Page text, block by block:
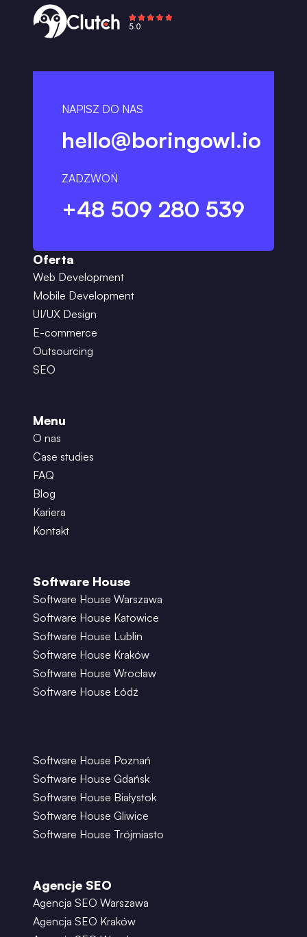
NAPISZ DO NAS
hello@boringowl.io
ZADZWOŃ
+48 509 280 539
Oferta
Web Development
Mobile Development
UI/UX Design
E-commerce
Outsourcing
SEO
Menu
O nas
Case studies
FAQ
Blog
Kariera
Kontakt
Software House
Software House Warszawa
Software House Katowice
Software House Lublin
Software House Kraków
Software House Wrocław
Software House Łódź
Software House Poznań
Software House Gdańsk
Software House Białystok
Software House Gliwice
Software House Trójmiasto
Agencje SEO
Agencja SEO Warszawa
Agencja SEO Kraków